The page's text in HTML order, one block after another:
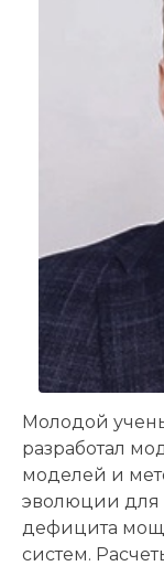
Молодой
разработал
моделей и
эволюции
дефицита
систем.